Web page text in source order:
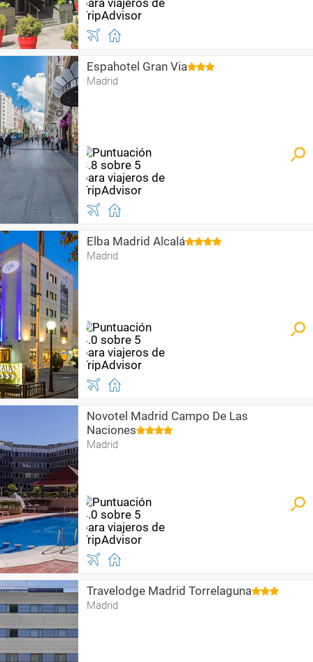
Espahotel Gran Via
Madrid
Elba Madrid Alcalá
Madrid
Novotel Madrid Campo De Las
Naciones
Madrid
Travelodge Madrid Torrelaguna
Madrid